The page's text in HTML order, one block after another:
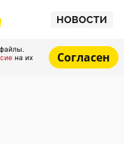
НОВОСТИ
на их
Согласен